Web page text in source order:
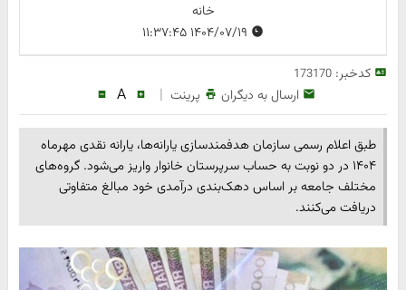
خانه
کدخبر:173170
ارسال به دیگران پرینت |
A
طبق اعلام رسمی سازمان هدفمندسازی یارانه‌ها، یارانه نقدی مهرماه
۱۴۰۴ در دو نوبت به حساب سرپرستان خانوار واریز می‌شود. گروه‌های
مختلف جامعه بر اساس دهک‌بندی درآمدی خود مبالغ متفاوتی
دریافت می‌کنند.